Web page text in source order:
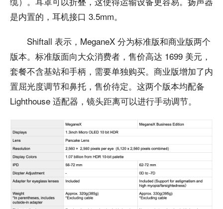
是内置的，耳机接口 3.5mm。
Shiftall 表示，MeganeX 分为标准版和商业版两个
版本。标准版面向大众消费者，售价高达 1699 美元，
套餐不含基站和手柄，需要单独购买。商业版增加了内
置屈光度调节和鼻托，售价待定。这两个版本均配备
Lighthouse 适配器，镜头距离可以进行手动调节。